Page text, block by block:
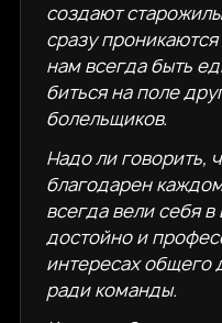
создают
сразу
нам всегда быть
биться на поле
болельщиков.
Надо ли говорить,
благодарен
всегда вели себя
достойно и
интересах общего
ради команды.